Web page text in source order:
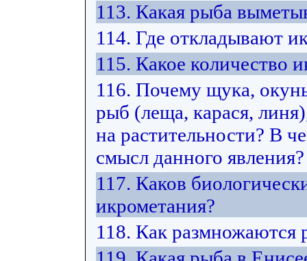
113. Какая рыба
114. Где откладывают
115. Какое
116. Почему щука,
рыб (леща, карася,
на растительности? В
смысл данного явления?
117. Каков
икрометания?
118. Как размножаются